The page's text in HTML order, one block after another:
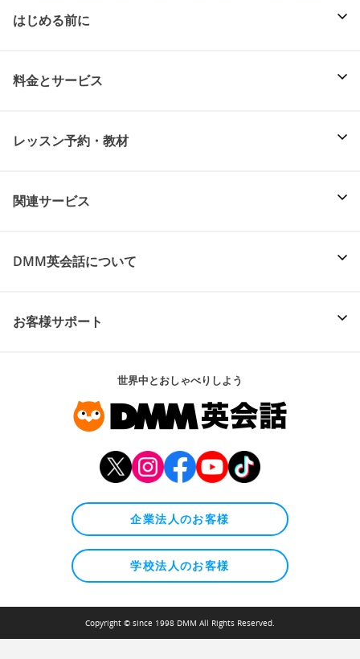
はじめる前に
料金とサービス
レッスン予約・教材
関連サービス
DMM英会話について
お客様サポート
世界中とおしゃべりしよう
企業法人のお客様
学校法人のお客様
Copyright © since 1998 DMM All Rights Reserved.